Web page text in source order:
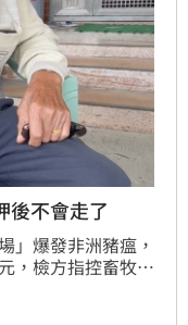
後不會走了
」爆發非洲豬瘟，
，檢方指控畜牧場
）日法院傳喚陳